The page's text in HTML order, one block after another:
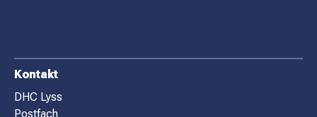
F
O
Kontakt
DHC Lyss
Postfach